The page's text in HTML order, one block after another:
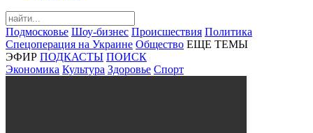
Подмосковье Шоу-бизнес Происшествия Политика
Спецоперация на Украине Общество ЕЩЕ ТЕМЫ
ЭФИР ПОДКАСТЫ ПОИСК
Экономика Культура Здоровье Спорт